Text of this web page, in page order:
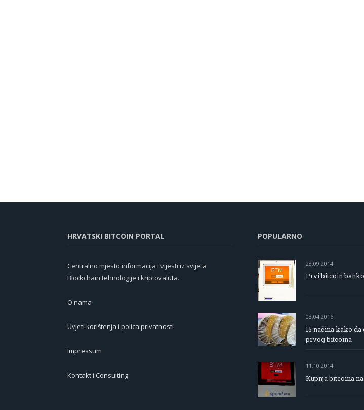
HRVATSKI BITCOIN PORTAL
Centralno mjesto informacija i vijesti iz svijeta
Blockchain tehnologije i kriptovaluta.
O nama
Uvjeti korištenja i polica privatnosti
Impressum
Kontakt i Consulting
POPULARNO
28.09.2014
Prvi bitcoin
03.04.2016
15 načina kako
prvog bitcoina
11.10.2014
Kupnja bitcoina